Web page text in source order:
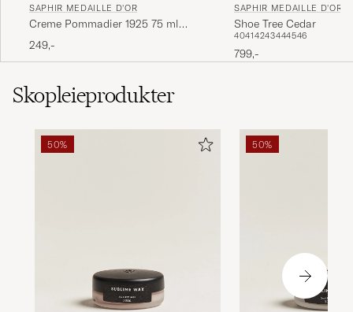
Ger ett bra glans, men för en spegelglans bör
den kombineras med &quot;Mirror
SAPHIR MEDAILLE D'OR
Creme Pommadier 1925 75 ml
Parisien Brown
249,-
SAPHIR MEDAILLE D'OR
Shoe Tree Cedar
40414243444546
799,-
Skopleieprodukter
50% 50%